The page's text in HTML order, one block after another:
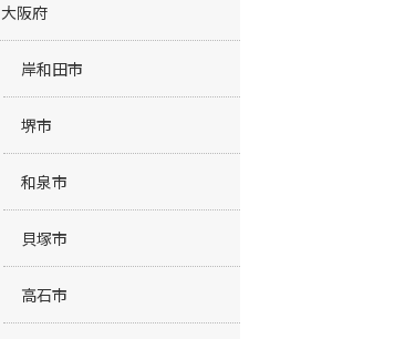
大阪府
岸和田市
堺市
和泉市
貝塚市
高石市